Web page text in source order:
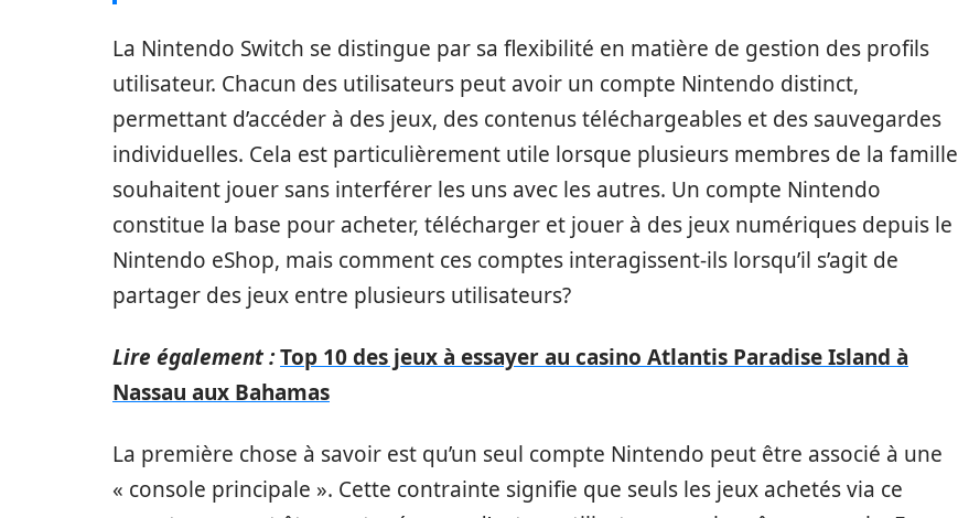
La Nintendo Switch se distingue par sa flexibilité en matière de gestion des profils
utilisateur. Chacun des utilisateurs peut avoir un compte Nintendo distinct,
permettant d’accéder à des jeux, des contenus téléchargeables et des sauvegardes
individuelles. Cela est particulièrement utile lorsque plusieurs membres de la famille
souhaitent jouer sans interférer les uns avec les autres. Un compte Nintendo
constitue la base pour acheter, télécharger et jouer à des jeux numériques depuis le
Nintendo eShop, mais comment ces comptes interagissent-ils lorsqu’il s’agit de
partager des jeux entre plusieurs utilisateurs?
Lire également :Top 10 des jeux à essayer au casino Atlantis Paradise Island à
Nassau aux Bahamas
La première chose à savoir est qu’un seul compte Nintendo peut être associé à une
« console principale ». Cette contrainte signifie que seuls les jeux achetés via ce